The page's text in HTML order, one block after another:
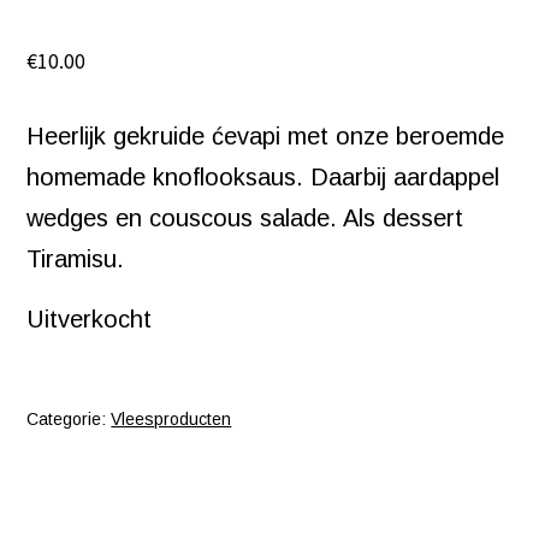
€10.00
Heerlijk gekruide ćevapi met onze beroemde
homemade knoflooksaus. Daarbij aardappel
wedges en couscous salade. Als dessert
Tiramisu.
Uitverkocht
Categorie:Vleesproducten